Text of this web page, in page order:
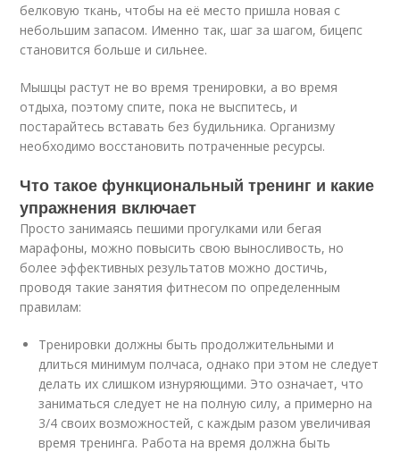
белковую ткань, чтобы на её место пришла новая с
небольшим запасом. Именно так, шаг за шагом, бицепс
становится больше и сильнее.
Мышцы растут не во время тренировки, а во время
отдыха, поэтому спите, пока не выспитесь, и
постарайтесь вставать без будильника. Организму
необходимо восстановить потраченные ресурсы.
Что такое функциональный тренинг и какие
упражнения включает
Просто занимаясь пешими прогулками или бегая
марафоны, можно повысить свою выносливость, но
более эффективных результатов можно достичь,
проводя такие занятия фитнесом по определенным
правилам:
Тренировки должны быть продолжительными и
длиться минимум полчаса, однако при этом не следует
делать их слишком изнуряющими. Это означает, что
заниматься следует не на полную силу, а примерно на
3/4 своих возможностей, с каждым разом увеличивая
время тренинга. Работа на время должна быть